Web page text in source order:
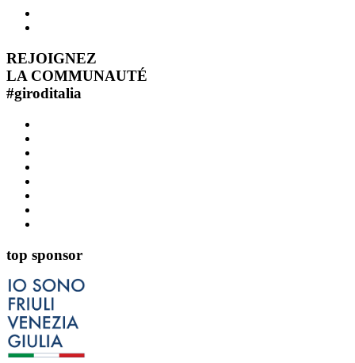
REJOIGNEZ
LA COMMUNAUTÉ
#giroditalia
top sponsor